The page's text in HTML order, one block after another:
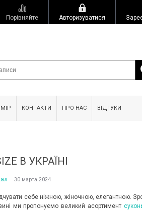
Порівняйте Авторизуватися
КОНТАКТИ ПРО НАС ВІДГУКИ
В УКРАЇНІ
30 марта 2024
себе ніжною, жіночною, елегантною.
ми пропонуємо великий асортимент